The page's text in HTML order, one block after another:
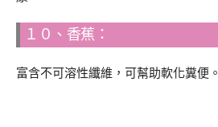
１０、香蕉：
富含不可溶性纖維，可幫助軟化糞便。